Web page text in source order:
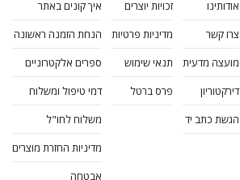
אודותינו
צרו קשר
מועצה מדעית
דירקטוריון
הגשת כתב יד
זכויות יוצרים
מדיניות פרטיות
תנאי שימוש
פרס ברטל
איך קונים באתר
הנחת הזמנה ראשונה
ספרים אלקטרוניים
דמי טיפול ומשלוח
משלוח לחו"ל
מדיניות החזרת מוצרים
אבטחה